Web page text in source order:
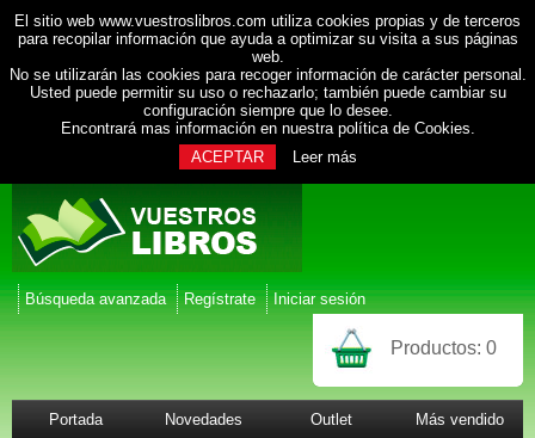
El sitio web www.vuestroslibros.com utiliza cookies propias y de terceros
para recopilar información que ayuda a optimizar su visita a sus páginas
web.
No se utilizarán las cookies para recoger información de carácter personal.
Usted puede permitir su uso o rechazarlo; también puede cambiar su
configuración siempre que lo desee.
Encontrará mas información en nuestra política de Cookies.
ACEPTAR
Leer más
Búsqueda avanzada Regístrate Iniciar sesión
Productos: 0
Portada Novedades Outlet Más vendido